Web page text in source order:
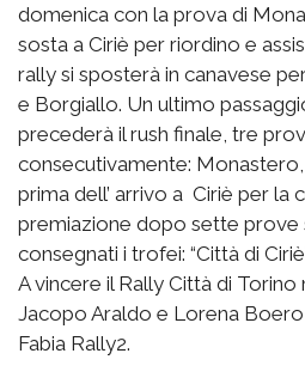
domenica con la prova di
sosta a Ciriè per riordino e
rally si sposterà in canavese
e Borgiallo. Un ultimo
precederà il rush finale, tre
consecutivamente:
prima dell’ arrivo a Ciriè per la
premiazione dopo sette prove
consegnati i trofei: “Città di
A vincere il Rally Città di
Jacopo Araldo e Lorena
Fabia Rally2.